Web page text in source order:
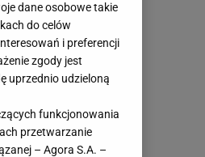
dane osobowe takie
do celów
i preferencji
zgody jest
uprzednio udzieloną
funkcjonowania
przetwarzanie
– Agora S.A. –